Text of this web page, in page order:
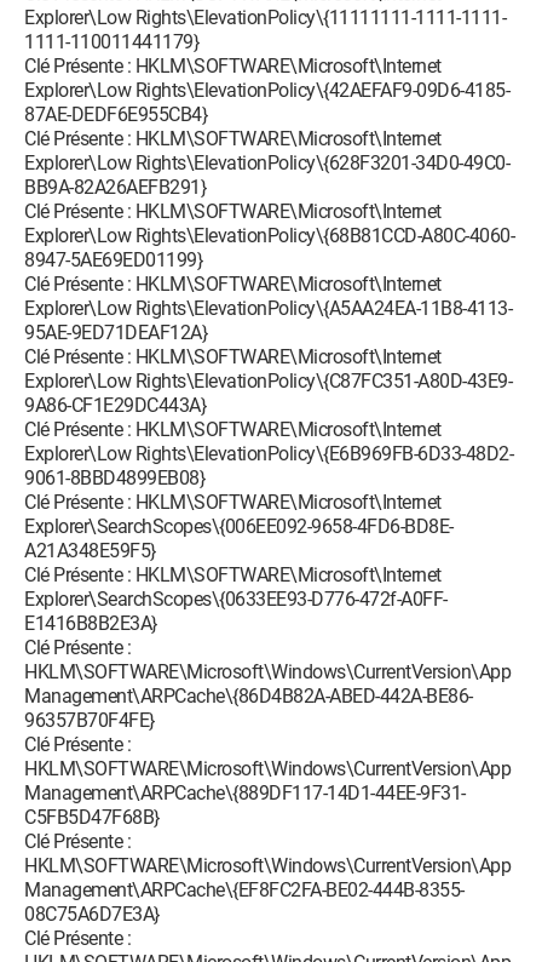
Explorer\Low Rights\ElevationPolicy\{11111111-1111-1111-
1111-110011441179}
Clé Présente : HKLM\SOFTWARE\Microsoft\Internet
Explorer\Low Rights\ElevationPolicy\{42AEFAF9-09D6-4185-
87AE-DEDF6E955CB4}
Clé Présente : HKLM\SOFTWARE\Microsoft\Internet
Explorer\Low Rights\ElevationPolicy\{628F3201-34D0-49C0-
BB9A-82A26AEFB291}
Clé Présente : HKLM\SOFTWARE\Microsoft\Internet
Explorer\Low Rights\ElevationPolicy\{68B81CCD-A80C-4060-
8947-5AE69ED01199}
Clé Présente : HKLM\SOFTWARE\Microsoft\Internet
Explorer\Low Rights\ElevationPolicy\{A5AA24EA-11B8-4113-
95AE-9ED71DEAF12A}
Clé Présente : HKLM\SOFTWARE\Microsoft\Internet
Explorer\Low Rights\ElevationPolicy\{C87FC351-A80D-43E9-
9A86-CF1E29DC443A}
Clé Présente : HKLM\SOFTWARE\Microsoft\Internet
Explorer\Low Rights\ElevationPolicy\{E6B969FB-6D33-48D2-
9061-8BBD4899EB08}
Clé Présente : HKLM\SOFTWARE\Microsoft\Internet
Explorer\SearchScopes\{006EE092-9658-4FD6-BD8E-
A21A348E59F5}
Clé Présente : HKLM\SOFTWARE\Microsoft\Internet
Explorer\SearchScopes\{0633EE93-D776-472f-A0FF-
E1416B8B2E3A}
Clé Présente :
HKLM\SOFTWARE\Microsoft\Windows\CurrentVersion\App
Management\ARPCache\{86D4B82A-ABED-442A-BE86-
96357B70F4FE}
Clé Présente :
HKLM\SOFTWARE\Microsoft\Windows\CurrentVersion\App
Management\ARPCache\{889DF117-14D1-44EE-9F31-
C5FB5D47F68B}
Clé Présente :
HKLM\SOFTWARE\Microsoft\Windows\CurrentVersion\App
Management\ARPCache\{EF8FC2FA-BE02-444B-8355-
08C75A6D7E3A}
Clé Présente :